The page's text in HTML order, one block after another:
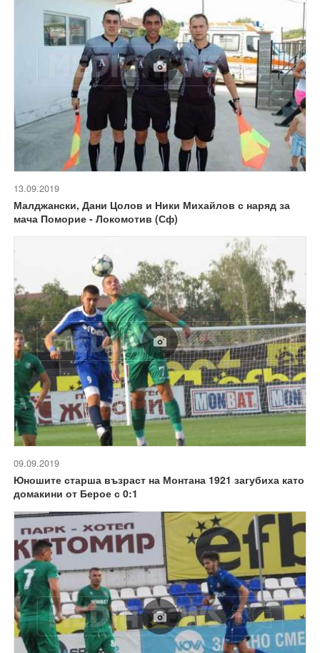
13.09.2019
Малджански, Дани Цолов и Ники Михайлов с наряд за
мача Поморие - Локомотив (Сф)
09.09.2019
Юношите старша възраст на Монтана 1921 загубиха като
домакини от Берое с 0:1